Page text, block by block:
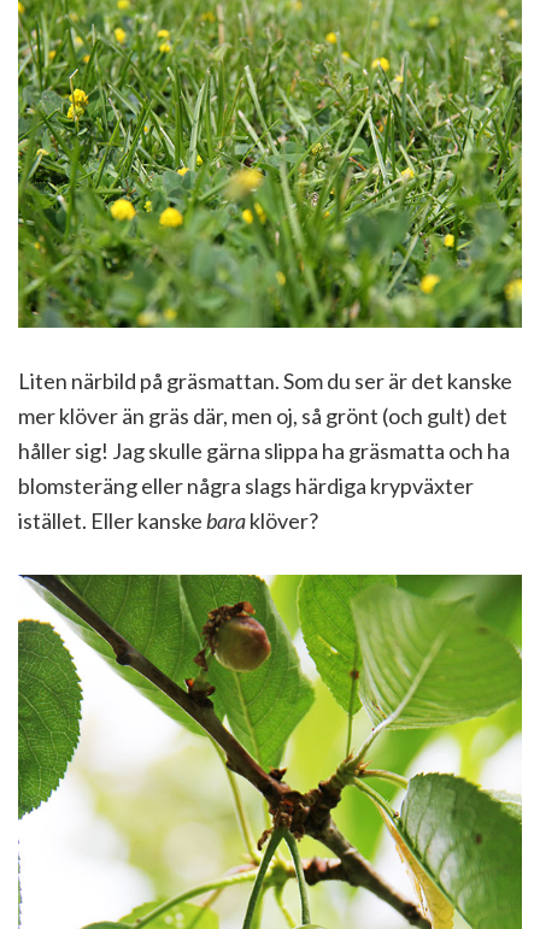
Liten närbild på gräsmattan. Som du ser är det kanske
mer klöver än gräs där, men oj, så grönt (och gult) det
håller sig! Jag skulle gärna slippa ha gräsmatta och ha
blomsteräng eller några slags härdiga krypväxter
istället. Eller kanske baraklöver?